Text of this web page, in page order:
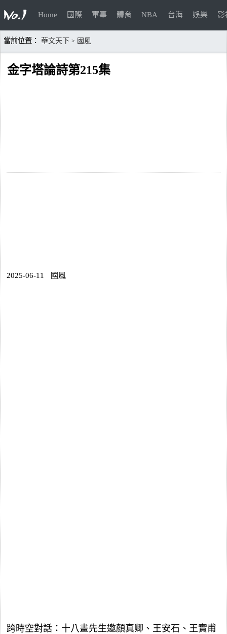
Home 國際 軍事 體育 NBA 台海 娛樂 影
當前位置： 華文天下 > 國風
金字塔論詩第215集
2025-06-11 國風
跨時空對話：十八畫先生邀顏真卿、王安石、王實甫